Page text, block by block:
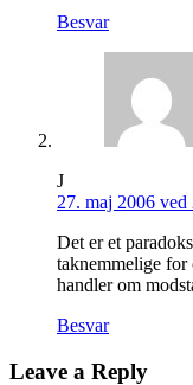
Besvar
J
27. maj 2006 ved
Det er et
taknemmelige for
handler om
Besvar
Leave a Reply